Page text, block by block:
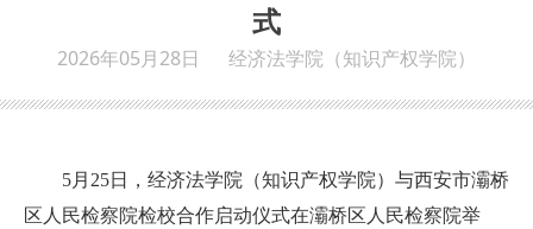
式
2026年05月28日 经济法学院（知识产权学院）
5月25日，经济法学院（知识产权学院）与西安市灞桥
区人民检察院检校合作启动仪式在灞桥区人民检察院举